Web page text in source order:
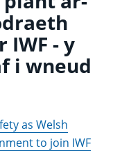
IWF - y
i wneud
as Welsh
to join IWF